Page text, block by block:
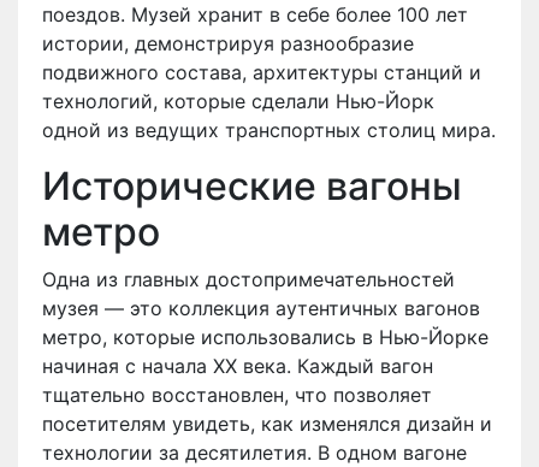
поездов. Музей хранит в себе более 100 лет
истории, демонстрируя разнообразие
подвижного состава, архитектуры станций и
технологий, которые сделали Нью-Йорк
одной из ведущих транспортных столиц мира.
Исторические вагоны
метро
Одна из главных достопримечательностей
музея — это коллекция аутентичных вагонов
метро, которые использовались в Нью-Йорке
начиная с начала XX века. Каждый вагон
тщательно восстановлен, что позволяет
посетителям увидеть, как изменялся дизайн и
технологии за десятилетия. В одном вагоне